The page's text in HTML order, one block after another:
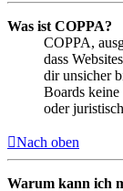
Was ist COPPA?
COPPA,
dass
dir unsicher
Boards
oder
Nach oben
Warum kann ich